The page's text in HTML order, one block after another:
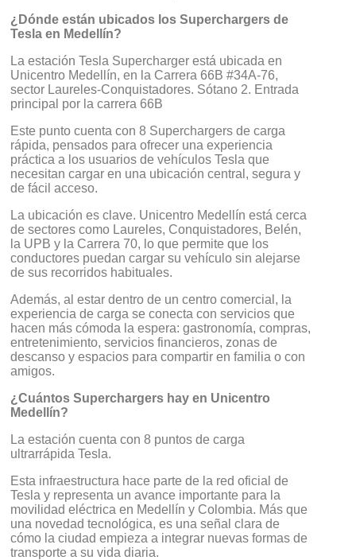
¿Dónde están ubicados los Superchargers de
Tesla en Medellín?
La estación Tesla Supercharger está ubicada en
Unicentro Medellín, en la Carrera 66B #34A-76,
sector Laureles-Conquistadores. Sótano 2. Entrada
principal por la carrera 66B
Este punto cuenta con 8 Superchargers de carga
rápida, pensados para ofrecer una experiencia
práctica a los usuarios de vehículos Tesla que
necesitan cargar en una ubicación central, segura y
de fácil acceso.
La ubicación es clave. Unicentro Medellín está cerca
de sectores como Laureles, Conquistadores, Belén,
la UPB y la Carrera 70, lo que permite que los
conductores puedan cargar su vehículo sin alejarse
de sus recorridos habituales.
Además, al estar dentro de un centro comercial, la
experiencia de carga se conecta con servicios que
hacen más cómoda la espera: gastronomía, compras,
entretenimiento, servicios financieros, zonas de
descanso y espacios para compartir en familia o con
amigos.
¿Cuántos Superchargers hay en Unicentro
Medellín?
La estación cuenta con 8 puntos de carga
ultrarrápida Tesla.
Esta infraestructura hace parte de la red oficial de
Tesla y representa un avance importante para la
movilidad eléctrica en Medellín y Colombia. Más que
una novedad tecnológica, es una señal clara de
cómo la ciudad empieza a integrar nuevas formas de
transporte a su vida diaria.